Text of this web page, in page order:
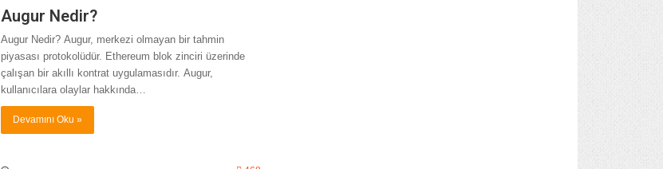
Augur Nedir?
Augur Nedir? Augur, merkezi olmayan bir tahmin
piyasası protokolüdür. Ethereum blok zinciri üzerinde
çalışan bir akıllı kontrat uygulamasıdır. Augur,
kullanıcılara olaylar hakkında…
Devamını Oku »